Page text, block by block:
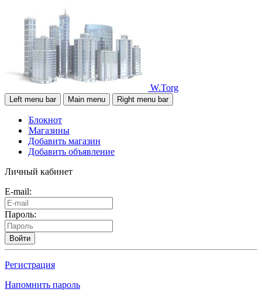
W.Torg
Left menu bar Main menu Right menu bar
Блокнот
Магазины
Добавить магазин
Добавить объявление
Личный кабинет
E-mail:
Пароль:
Войти
Регистрация
Напомнить пароль